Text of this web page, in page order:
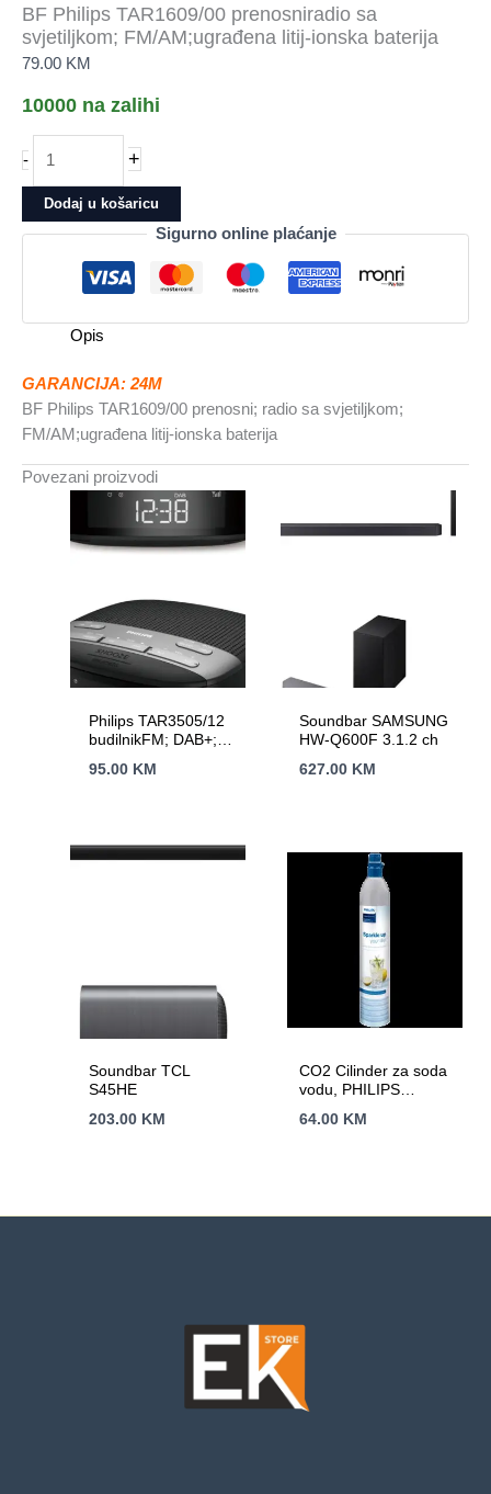
BF Philips TAR1609/00 prenosniradio sa
svjetiljkom; FM/AM;ugrađena litij-ionska baterija
79.00 KM
10000 na zalihi
-
Philips
TAR1609/00
prenosniradio
svjetiljkom;
FM/AM;ugrađena
litij-
baterija
količina
+
Dodaj u košaricu
Sigurno online plaćanje
Opis
GARANCIJA: 24M
BF Philips TAR1609/00 prenosni; radio sa svjetiljkom;
FM/AM;ugrađena litij-ionska baterija
Povezani proizvodi
Philips TAR3505/12
budilnikFM; DAB+;
alarm;Izlazna snaga
95.00 KM
Soundbar SAMSUNG
HW-Q600F 3.1.2 ch
627.00 KM
Soundbar TCL
S45HE
203.00 KM
CO2 Cilinder za soda
vodu, PHILIPS
64.00 KM